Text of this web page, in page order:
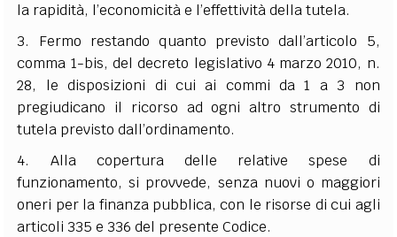
la rapidità, l’economicità e l’effettività della tutela.
3. Fermo restando quanto previsto dall’articolo 5,
comma 1-bis, del decreto legislativo 4 marzo 2010, n.
28, le disposizioni di cui ai commi da 1 a 3 non
pregiudicano il ricorso ad ogni altro strumento di
tutela previsto dall’ordinamento.
4. Alla copertura delle relative spese di
funzionamento, si provvede, senza nuovi o maggiori
oneri per la finanza pubblica, con le risorse di cui agli
articoli 335 e 336 del presente Codice.